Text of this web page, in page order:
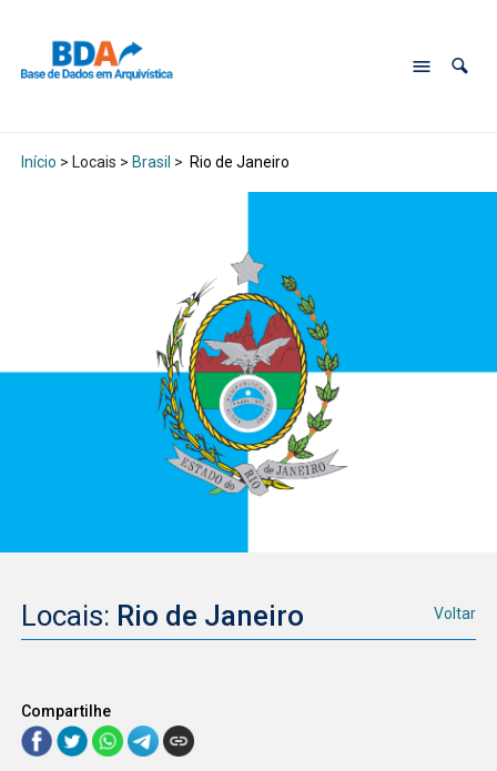
Início > Locais > Brasil > Rio de Janeiro
Locais: Rio de Janeiro Voltar
Compartilhe